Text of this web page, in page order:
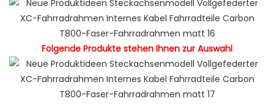
Folgende Produkte stehen Ihnen zur Auswahl